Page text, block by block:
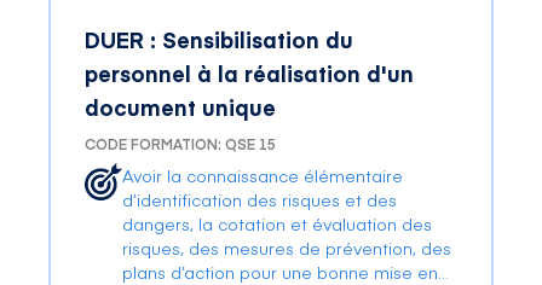
DUER : Sensibilisation du
personnel à la réalisation d'un
document unique
CODE FORMATION: QSE 15
Avoir la connaissance élémentaire
d’identification des risques et des
dangers, la cotation et évaluation des
risques, des mesures de prévention, des
plans d’action pour une bonne mise en